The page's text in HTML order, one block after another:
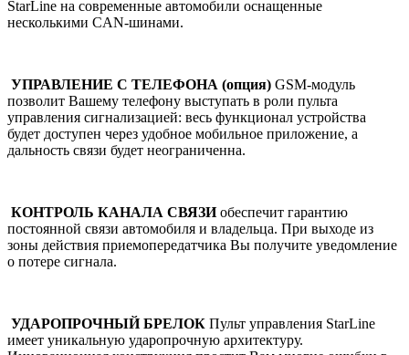
StarLine на современные автомобили оснащенные
несколькими CAN-шинами.
УПРАВЛЕНИЕ С ТЕЛЕФОНА (опция) GSM-модуль
позволит Вашему телефону выступать в роли пульта
управления сигнализацией: весь функционал устройства
будет доступен через удобное мобильное приложение, а
дальность связи будет неограниченна.
КОНТРОЛЬ КАНАЛА СВЯЗИобеспечит гарантию
постоянной связи автомобиля и владельца. При выходе из
зоны действия приемопередатчика Вы получите уведомление
о потере сигнала.
УДАРОПРОЧНЫЙ БРЕЛОК Пульт управления StarLine
имеет уникальную ударопрочную архитектуру.